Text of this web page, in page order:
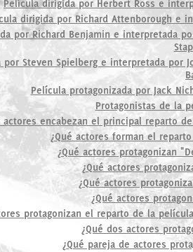
Película dirigida por Herbert Ross e
dirigida por Richard Attenborough e
por Richard Benjamin e interpretada
Steven Spielberg e interpretada por
Película protagonizada por Jack
Protagonistas de la
actores encabezan el principal reparto
¿Qué actores forman el
¿Qué actores protagonizan
¿Qué actores
¿Qué actores
¿Qué actores
protagonizan el reparto de la
¿Qué dos actores
¿Qué pareja de actores